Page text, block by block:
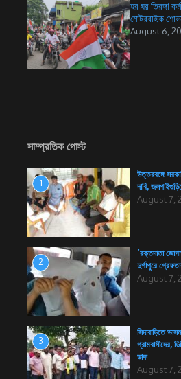
হর ঘর তিরঙ্গা
মোটরবাইক
August 6,
সাম্প্রতিক পোস্ট
1
উত্তরবঙ্গে
দাবি,
August 7,
2
‘রক্তদাতা
দুর্গাপুরে
August 7,
3
সিদাবাড়িতে
গ্রামবাসীদের,
ডাক
August 7,